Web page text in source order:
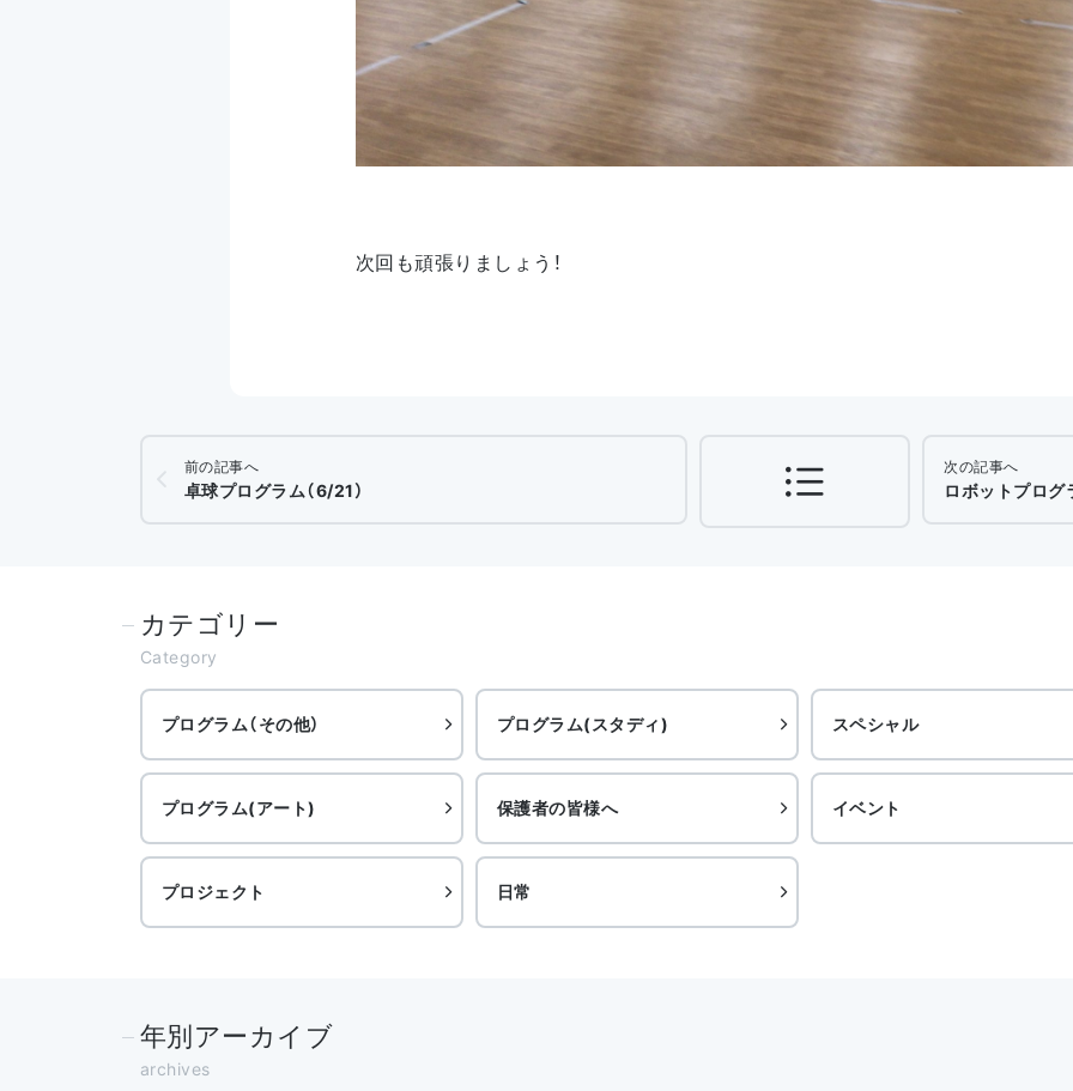
次回も頑張りましょう！
前の記事へ
卓球プログラム（6/21）
次の記事へ
ロボットプロ
カテゴリー
Category
プログラム（その他） プログラム(スタディ) スペシャル
プログラム(アート) 保護者の皆様へ イベント
プロジェクト 日常
年別アーカイブ
archives